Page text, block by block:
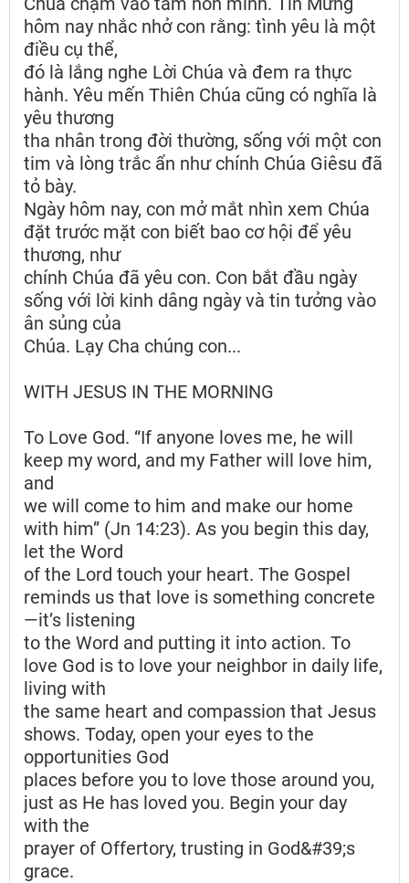
hôm nay nhắc nhở con rằng: tình yêu là một
điều cụ thể,
đó là lắng nghe Lời Chúa và đem ra thực
hành. Yêu mến Thiên Chúa cũng có nghĩa là
yêu thương
tha nhân trong đời thường, sống với một con
tim và lòng trắc ẩn như chính Chúa Giêsu đã
tỏ bày.
Ngày hôm nay, con mở mắt nhìn xem Chúa
đặt trước mặt con biết bao cơ hội để yêu
thương, như
chính Chúa đã yêu con. Con bắt đầu ngày
sống với lời kinh dâng ngày và tin tưởng vào
ân sủng của
Chúa. Lạy Cha chúng con...
WITH JESUS IN THE MORNING
To Love God. “If anyone loves me, he will
keep my word, and my Father will love him,
and
we will come to him and make our home
with him” (Jn 14:23). As you begin this day,
let the Word
of the Lord touch your heart. The Gospel
reminds us that love is something concrete
—it’s listening
to the Word and putting it into action. To
love God is to love your neighbor in daily life,
living with
the same heart and compassion that Jesus
shows. Today, open your eyes to the
opportunities God
places before you to love those around you,
just as He has loved you. Begin your day
with the
prayer of Offertory, trusting in God&#39;s
grace.